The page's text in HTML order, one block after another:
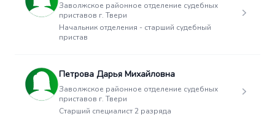
Заволжское районное отделение судебных
приставов г. Твери
Начальник отделения - старший судебный
пристав
Петрова Дарья Михайловна
Заволжское районное отделение судебных
приставов г. Твери
Старший специалист 2 разряда